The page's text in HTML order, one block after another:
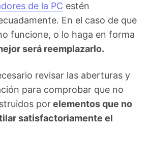
de la PC estén
En el caso de que
funcione, o lo haga en forma
será reemplazarlo.
revisar las aberturas y
para comprobar que no
porelementos que no
satisfactoriamente el